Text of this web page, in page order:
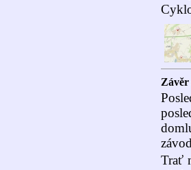
Závěr
Trať